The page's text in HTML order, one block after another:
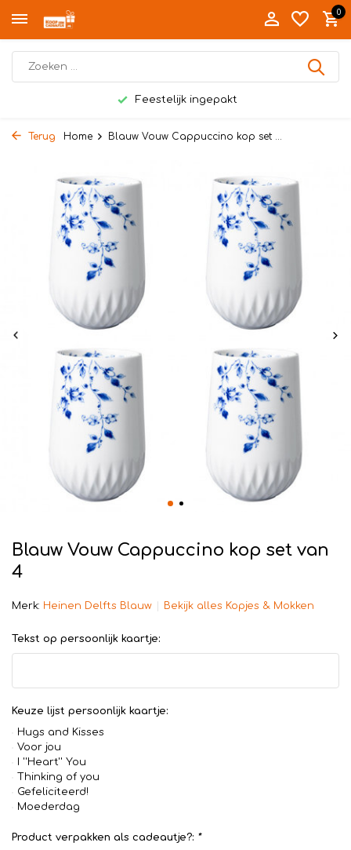
0
Feestelijk ingepakt
Terug Home Blauw Vouw Cappuccino kop set ...
Blauw Vouw Cappuccino kop set van
4
Merk: Heinen Delfts Blauw Bekijk alles Kopjes & Mokken
Tekst op persoonlijk kaartje:
Keuze lijst persoonlijk kaartje:
Hugs and Kisses
Voor jou
I ''Heart'' You
Thinking of you
Gefeliciteerd!
Moederdag
Product verpakken als cadeautje?: *